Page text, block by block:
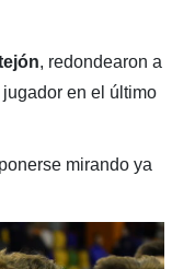
, redondearon a
en el último
mirando ya